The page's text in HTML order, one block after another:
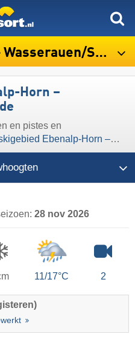
​Schwende
Horn –
en pistes en
Ebenalp-Horn –
28 nov 2026
11/17°C 2